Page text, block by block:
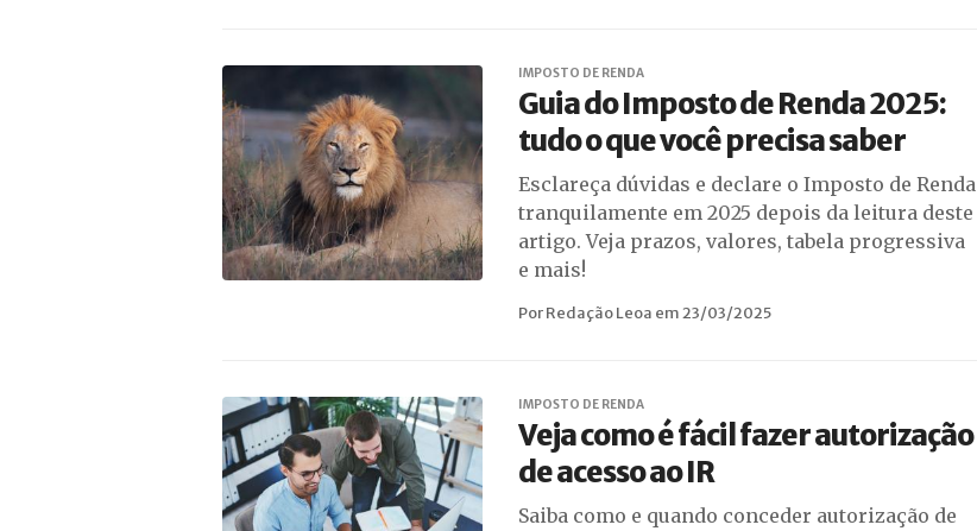
IMPOSTO DE RENDA
Guia do Imposto de Renda 2025:
tudo o que você precisa saber
Esclareça dúvidas e declare o Imposto de Renda
tranquilamente em 2025 depois da leitura deste
artigo. Veja prazos, valores, tabela progressiva
e mais!
Por Redação Leoa em 23/03/2025
IMPOSTO DE RENDA
Veja como é fácil fazer autorização
de acesso ao IR
Saiba como e quando conceder autorização de